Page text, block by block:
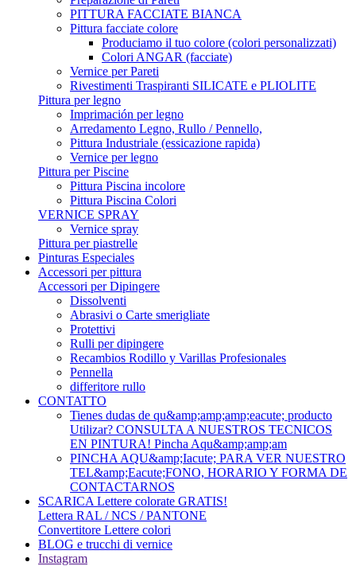
PITTURA FACCIATE BIANCA
Pittura facciate colore
Produciamo il tuo colore (colori personalizzati)
Colori ANGAR (facciate)
Vernice per Pareti
Rivestimenti Traspiranti SILICATE e PLIOLITE
Pittura per legno
Imprimación per legno
Arredamento Legno, Rullo / Pennello,
Pittura Industriale (essicazione rapida)
Vernice per legno
Pittura per Piscine
Pittura Piscina incolore
Pittura Piscina Colori
VERNICE SPRAY
Vernice spray
Pittura per piastrelle
Pinturas Especiales
Accessori per pittura
Accessori per Dipingere
Dissolventi
Abrasivi o Carte smerigliate
Protettivi
Rulli per dipingere
Recambios Rodillo y Varillas Profesionales
Pennella
differitore rullo
CONTATTO
Tienes dudas de qu&amp;amp;amp;eacute; producto
Utilizar? CONSULTA A NUESTROS TECNICOS
EN PINTURA! Pincha Aqu&amp;amp;am
PINCHA AQU&amp;Iacute; PARA VER NUESTRO
TEL&amp;Eacute;FONO, HORARIO Y FORMA DE
CONTACTARNOS
SCARICA Lettere colorate GRATIS!
Lettera RAL / NCS / PANTONE
Convertitore Lettere colori
BLOG e trucchi di vernice
Instagram